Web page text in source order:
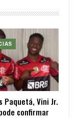
Paquetá, Vini Jr.
confirmar